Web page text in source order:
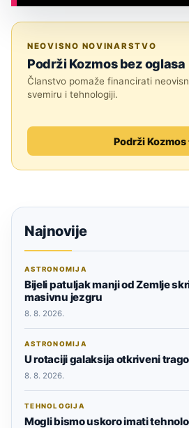
NEOVISNO NOVINARSTVO
Podrži Kozmos bez oglasa
Članstvo pomaže financirati
svemiru i tehnologiji.
Podrži Kozmos
Najnovije
ASTRONOMIJA
Bijeli patuljak manji od Zemlje
masivnu jezgru
8. 8. 2026.
ASTRONOMIJA
U rotaciji galaksija otkriveni
8. 8. 2026.
TEHNOLOGIJA
Mogli bismo uskoro imati